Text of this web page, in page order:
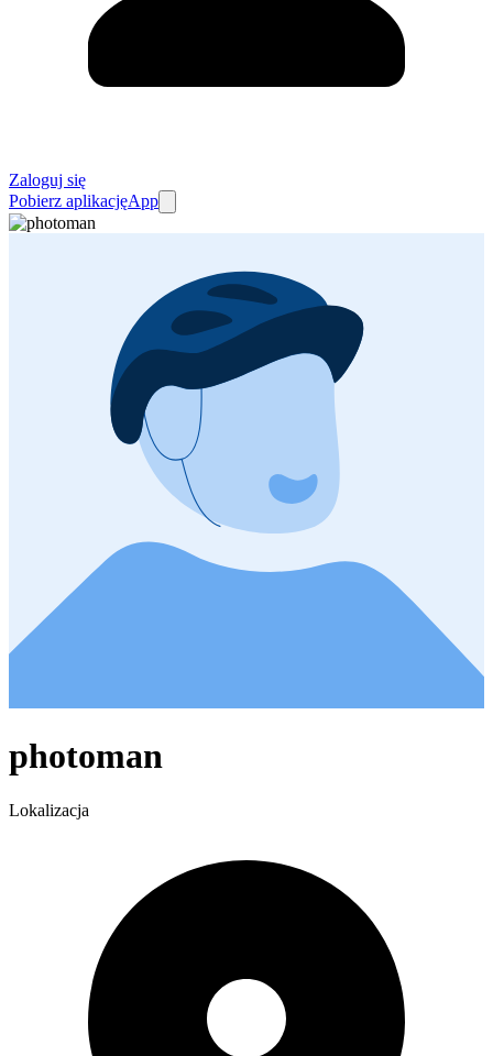
Zaloguj się
Pobierz aplikacjęApp
photoman
Lokalizacja